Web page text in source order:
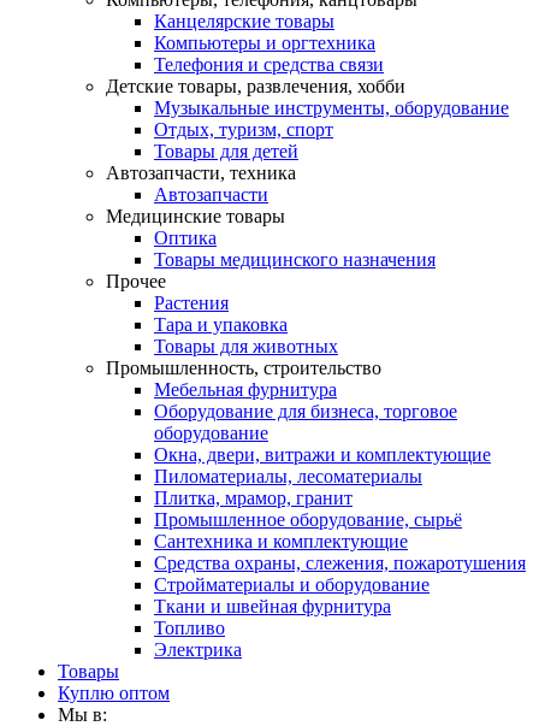
Канцелярские товары
Компьютеры и оргтехника
Телефония и средства связи
Детские товары, развлечения, хобби
Музыкальные инструменты, оборудование
Отдых, туризм, спорт
Товары для детей
Автозапчасти, техника
Автозапчасти
Медицинские товары
Оптика
Товары медицинского назначения
Прочее
Растения
Тара и упаковка
Товары для животных
Промышленность, строительство
Мебельная фурнитура
Оборудование для бизнеса, торговое
оборудование
Окна, двери, витражи и комплектующие
Пиломатериалы, лесоматериалы
Плитка, мрамор, гранит
Промышленное оборудование, сырьё
Сантехника и комплектующие
Средства охраны, слежения, пожаротушения
Стройматериалы и оборудование
Ткани и швейная фурнитура
Топливо
Электрика
Товары
Куплю оптом
Мы в: